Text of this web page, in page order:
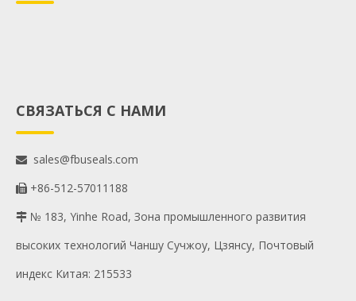
СВЯЗАТЬСЯ С НАМИ
 sales@fbuseals.com
 +86-512-57011188
 № 183, Yinhe Road, Зона промышленного развития
высоких технологий Чаншу Сучжоу, Цзянсу, Почтовый
индекс Китая: 215533